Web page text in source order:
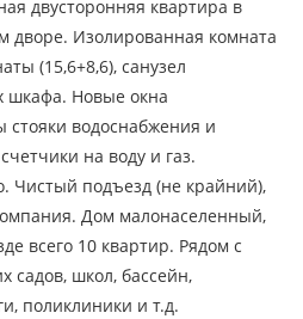
двусторонняя квартира в
дворе. Изолированная комната
(15,6+8,6), санузел
шкафа. Новые окна
стояки водоснабжения и
на воду и газ.
Чистый подъезд (не крайний),
Дом малонаселенный,
всего 10 квартир. Рядом с
садов, школ, бассейн,
поликлиники и т.д.